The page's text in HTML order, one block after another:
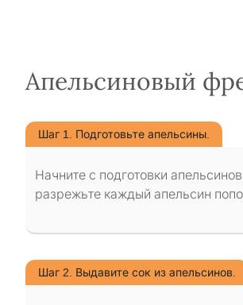
Апельсиновый
Шаг 1. Подготовьте апельсины.
Начните с подготовки
разрежьте каждый апельсин
Шаг 2. Выдавите сок из апельсинов.